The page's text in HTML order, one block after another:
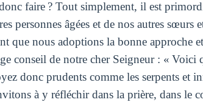
faire ? Tout simplement, il est
personnes âgées et de nos autres
que nous adoptions la bonne approche
conseil de notre cher Seigneur : « Voici
donc prudents comme les serpents et
à y réfléchir dans la prière, dans le